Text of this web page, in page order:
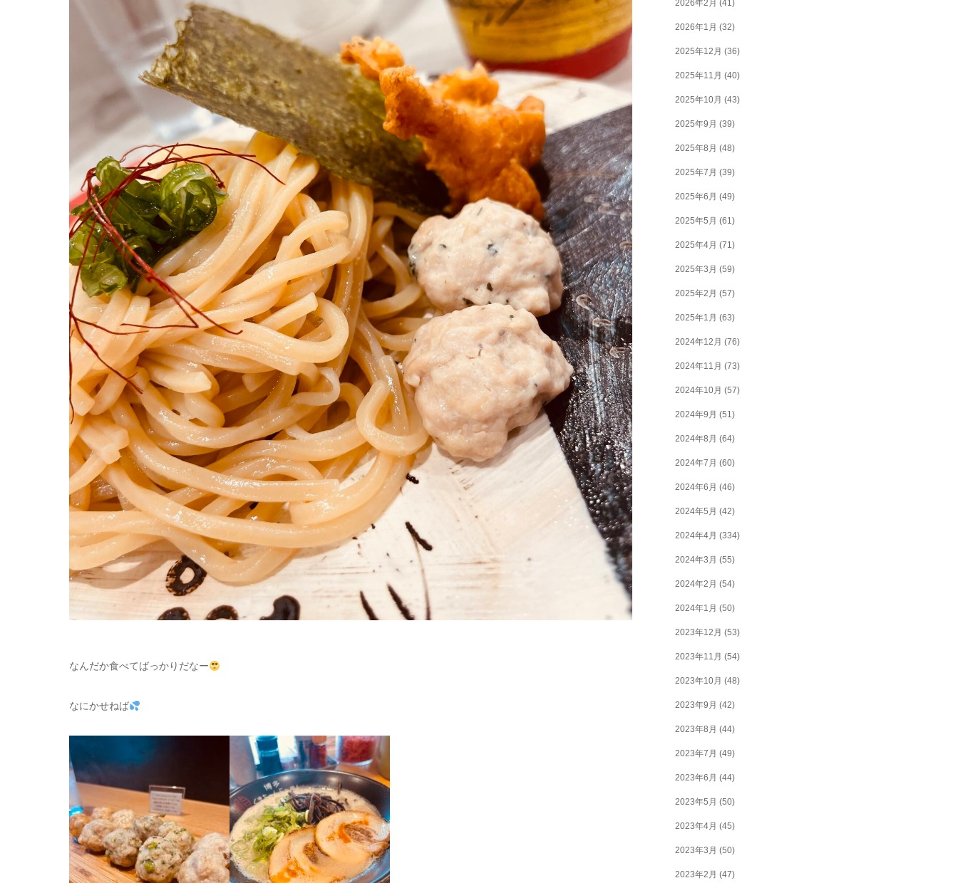
なんだか食べてばっかりだなー
なにかせねば
2026年2月 (41)
2026年1月 (32)
2025年12月 (36)
2025年11月 (40)
2025年10月 (43)
2025年9月 (39)
2025年8月 (48)
2025年7月 (39)
2025年6月 (49)
2025年5月 (61)
2025年4月 (71)
2025年3月 (59)
2025年2月 (57)
2025年1月 (63)
2024年12月 (76)
2024年11月 (73)
2024年10月 (57)
2024年9月 (51)
2024年8月 (64)
2024年7月 (60)
2024年6月 (46)
2024年5月 (42)
2024年4月 (334)
2024年3月 (55)
2024年2月 (54)
2024年1月 (50)
2023年12月 (53)
2023年11月 (54)
2023年10月 (48)
2023年9月 (42)
2023年8月 (44)
2023年7月 (49)
2023年6月 (44)
2023年5月 (50)
2023年4月 (45)
2023年3月 (50)
2023年2月 (47)